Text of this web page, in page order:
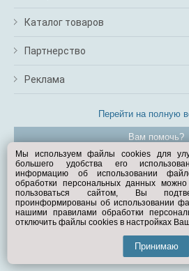
Каталог товаров
Партнерство
Реклама
Перейти на полную
Вам помочь?
© Exist.ru
Мы используем файлы cookies для
большего удобства его
информацию об использовании
обработки персональных данных
пользоваться сайтом, Вы
проинформированы об использовании
нашими правилами обработки
отключить файлы cookies в настройках
Принимаю